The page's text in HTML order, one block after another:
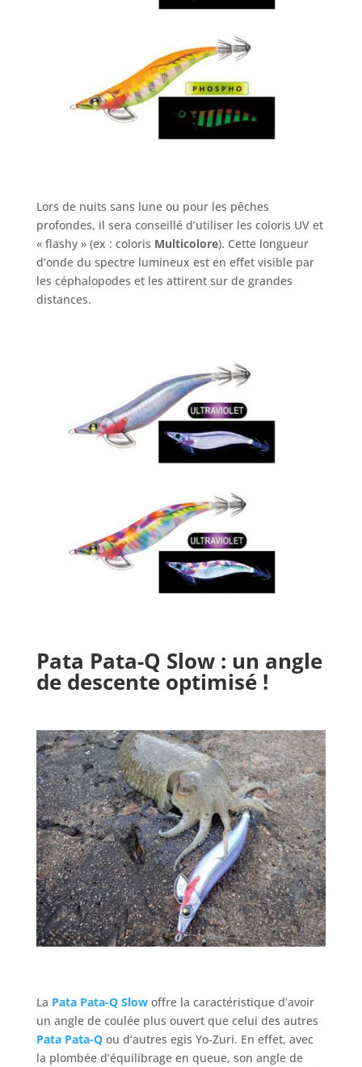
Lors de nuits sans lune ou pour les pêches
profondes, il sera conseillé d’utiliser les coloris UV et
« flashy » (ex : coloris Multicolore). Cette longueur
d’onde du spectre lumineux est en effet visible par
les céphalopodes et les attirent sur de grandes
distances.
Pata Pata-Q Slow: un angle
de descente optimisé !
La Pata Pata-Q Slowoffre la caractéristique d’avoir
un angle de coulée plus ouvert que celui des autres
Pata Pata-Q ou d’autres egis Yo-Zuri. En effet, avec
la plombée d’équilibrage en queue, son angle de